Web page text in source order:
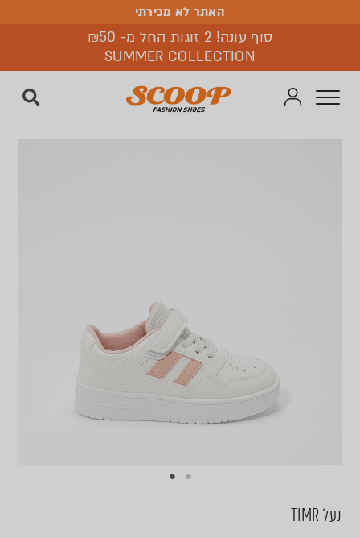
האתר לא מכירתי
האתר לא מכירתי
סוף עונה! 2 זוגות החל מ- ₪50
SUMMER COLLECTION
נעל TIMR